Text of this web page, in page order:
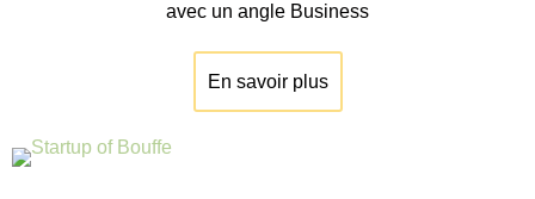
avec un angle Business
En savoir plus